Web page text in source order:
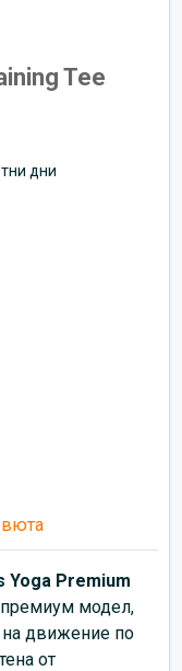
Tee
дни
Yoga Premium
модел,
движение по
от